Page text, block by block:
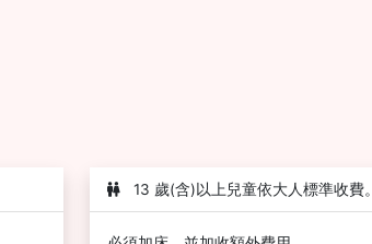
13 歲(含)以上兒童依大人標準收費。